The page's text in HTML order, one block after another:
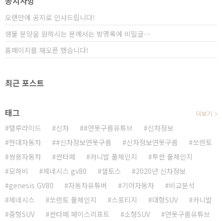
오랜만에 공지로 인사드립니다!
생물 분양을 원하시는 분께서는 방명록에 비밀글⋯
홈페이지를 재오픈 했습니다!
최근 포스트
태그
텔루라이드 신차 #연못구름유튜브
신차정보
현대자동차
#신차정보연못구름 신차정보연못구름
쏘렌토
쌍용자동차
싼타페 카니발 풀체인지
투싼 풀체인지
모하비
제네시스 gv80 셀토스
2020년 신차정보
genesis GV80
자동차유튜버 기아자동차
비교분석
제네시스
쏘렌토 풀체인지 스포티지 대형SUV
카니발
중형SUV
싼타페 페이스리프트 소형SUV 연못구름유튜브
더보기